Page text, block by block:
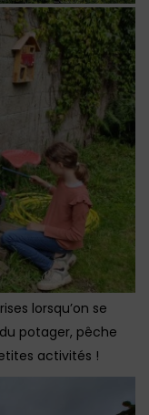
lorsqu’on se
potager, pêche
activités !